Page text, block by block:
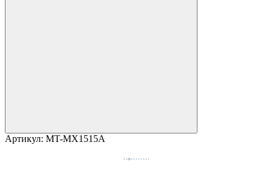
Артикул: MT-MX1515A